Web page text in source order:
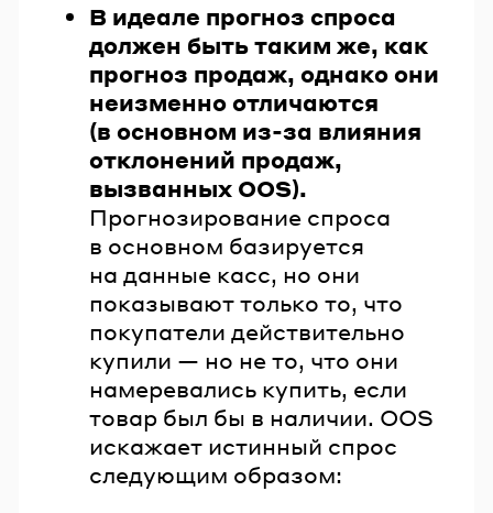
В идеале прогноз спроса
должен быть таким же, как
прогноз продаж, однако они
неизменно отличаются
(в основном из-за влияния
отклонений продаж,
вызванных OOS).
Прогнозирование спроса
в основном базируется
на данные касс, но они
показывают только то, что
покупатели действительно
купили — но не то, что они
намеревались купить, если
товар был бы в наличии. OOS
искажает истинный спрос
следующим образом: